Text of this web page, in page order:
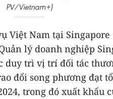
PV/Vietnam+)
Việt Nam tại Singapore
lý doanh nghiệp
duy trì vị trí đối tác
đổi song phương đạt
trong đó xuất khẩu